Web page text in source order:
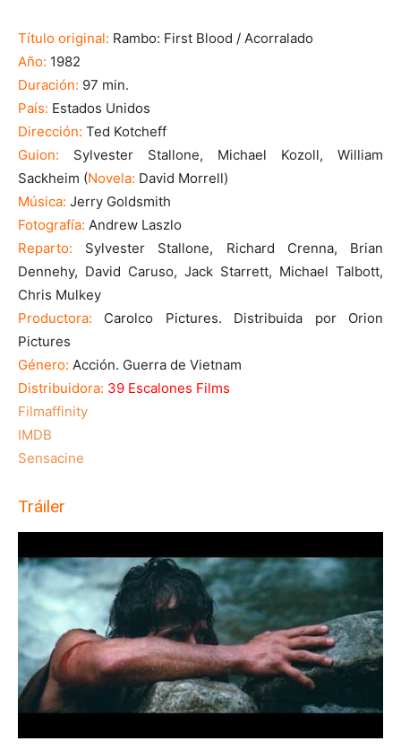
Título original: Rambo: First Blood / Acorralado
Año: 1982
Duración: 97 min.
País: Estados Unidos
Dirección: Ted Kotcheff
Guion: Sylvester Stallone, Michael Kozoll, William
Sackheim (Novela: David Morrell)
Música: Jerry Goldsmith
Fotografía: Andrew Laszlo
Reparto: Sylvester Stallone, Richard Crenna, Brian
Dennehy, David Caruso, Jack Starrett, Michael Talbott,
Chris Mulkey
Productora: Carolco Pictures. Distribuida por Orion
Pictures
Género: Acción. Guerra de Vietnam
Distribuidora: 39 Escalones Films
Filmaffinity
IMDB
Sensacine
Tráiler